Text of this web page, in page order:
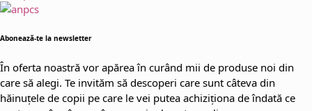
Abonează-te la newsletter
În oferta noastră vor apărea în curând mii de produse noi din
care să alegi. Te invităm să descoperi care sunt câteva din
hăinuțele de copii pe care le vei putea achiziționa de îndată ce